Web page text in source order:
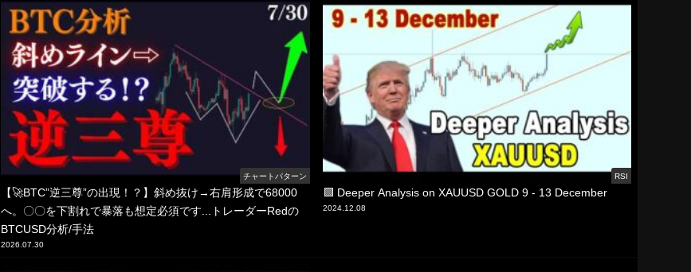
チャートパターン
【🚀BTC”逆三尊”の出現！？】斜め抜け→右肩形成で68000
へ。〇〇を下割れで暴落も想定必須です...トレーダーRedの
BTCUSD分析/手法
2026.07.30
RSI
🟩 Deeper Analysis on XAUUSD GOLD 9 - 13 December
2024.12.08